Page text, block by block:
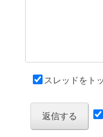
スレッドをト